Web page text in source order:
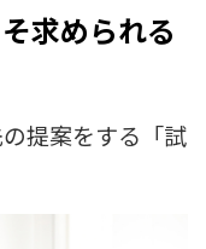
求められる
提案をする「試